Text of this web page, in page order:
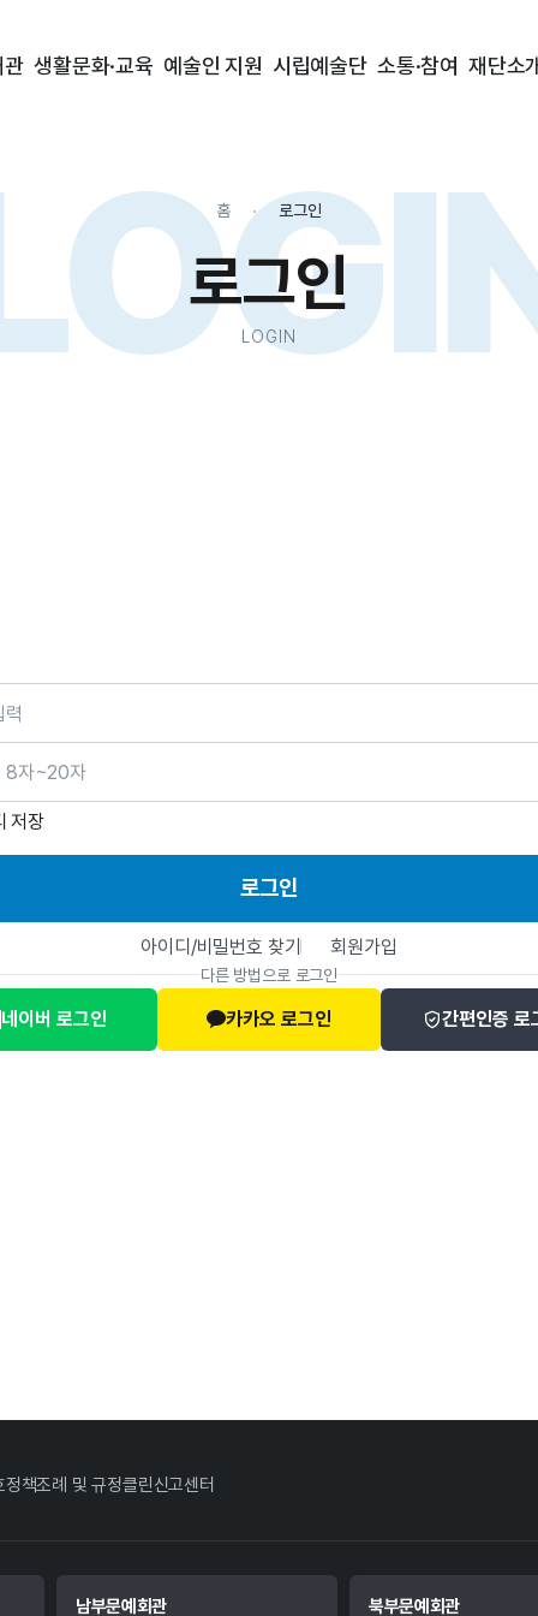
관 생활문화·교육 예술인 지원 시립예술단 소통·참여 재단소
홈 로그인
로그인
LOGIN
저장
로그인
아이디/비밀번호 찾기 회원가입
다른 방법으로 로그인
네이버 로그인 카카오 로그인 간편인증 로
정책조례 및 규정클린신고센터
남부문예회관 북부문예회관